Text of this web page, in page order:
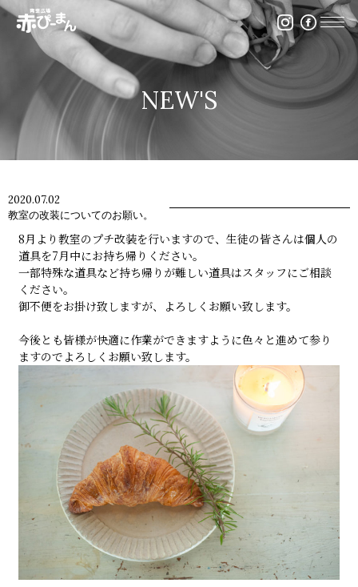
イベント・出張陶芸・体験陶芸は福岡市の陶芸教室赤
NEW'S
2020.07.02
教室の改装についてのお願い。
8月より教室のプチ改装を行いますので、生徒の皆さんは個人の
道具を7月中にお持ち帰りください。
一部特殊な道具など持ち帰りが難しい道具はスタッフにご相談
ください。
御不便をお掛け致しますが、よろしくお願い致します。
今後とも皆様が快適に作業ができますように色々と進めて参り
ますのでよろしくお願い致します。